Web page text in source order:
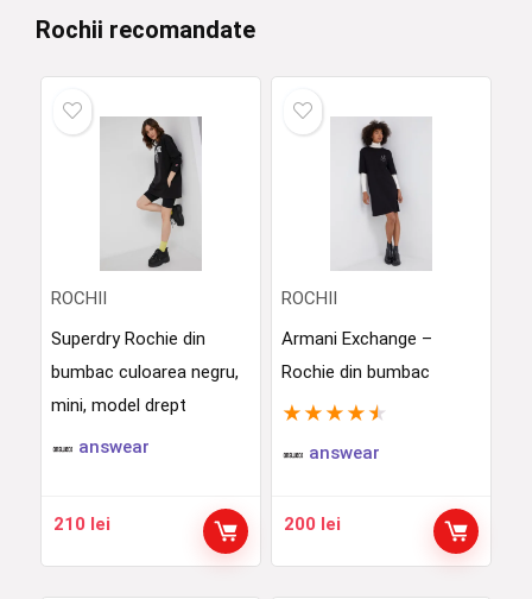
Rochii recomandate
ROCHII
Superdry Rochie din
bumbac culoarea negru,
mini, model drept
answear
210 lei
ROCHII
Armani Exchange –
Rochie din bumbac
★ ★ ★ ★ ★
answear
200 lei